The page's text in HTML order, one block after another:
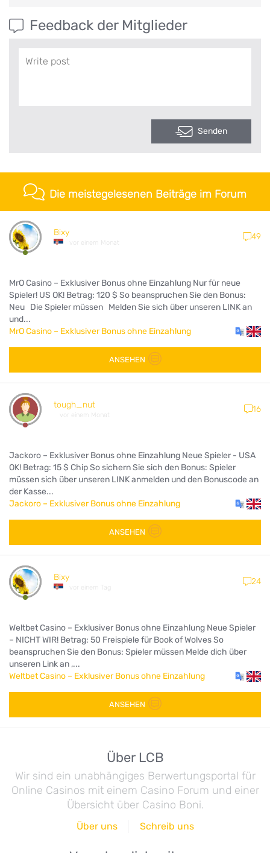
Feedback der Mitglieder
Senden
Die meistegelesenen Beiträge im Forum
Bixy
vor einem Monat
49
MrO Casino – Exklusiver Bonus ohne Einzahlung Nur für neue
Spieler! US OK! Betrag: 120 $ So beanspruchen Sie den Bonus:
Neu Die Spieler müssen Melden Sie sich über unseren LINK an
und...
MrO Casino – Exklusiver Bonus ohne Einzahlung
ANSEHEN
tough_nut
vor einem Monat
16
Jackoro – Exklusiver Bonus ohne Einzahlung Neue Spieler - USA
OK! Betrag: 15 $ Chip So sichern Sie sich den Bonus: Spieler
müssen sich über unseren LINK anmelden und den Bonuscode an
der Kasse...
Jackoro – Exklusiver Bonus ohne Einzahlung
ANSEHEN
Bixy
vor einem Tag
24
Weltbet Casino – Exklusiver Bonus ohne Einzahlung Neue Spieler
– NICHT WIR! Betrag: 50 Freispiele für Book of Wolves So
beanspruchen Sie den Bonus: Spieler müssen Melde dich über
unseren Link an ,...
Weltbet Casino – Exklusiver Bonus ohne Einzahlung
ANSEHEN
Über LCB
Wir sind ein unabhängiges Berwertungsportal für
Online Casinos mit einem Casino Forum und einer
Übersicht über Casino Boni.
Über uns Schreib uns